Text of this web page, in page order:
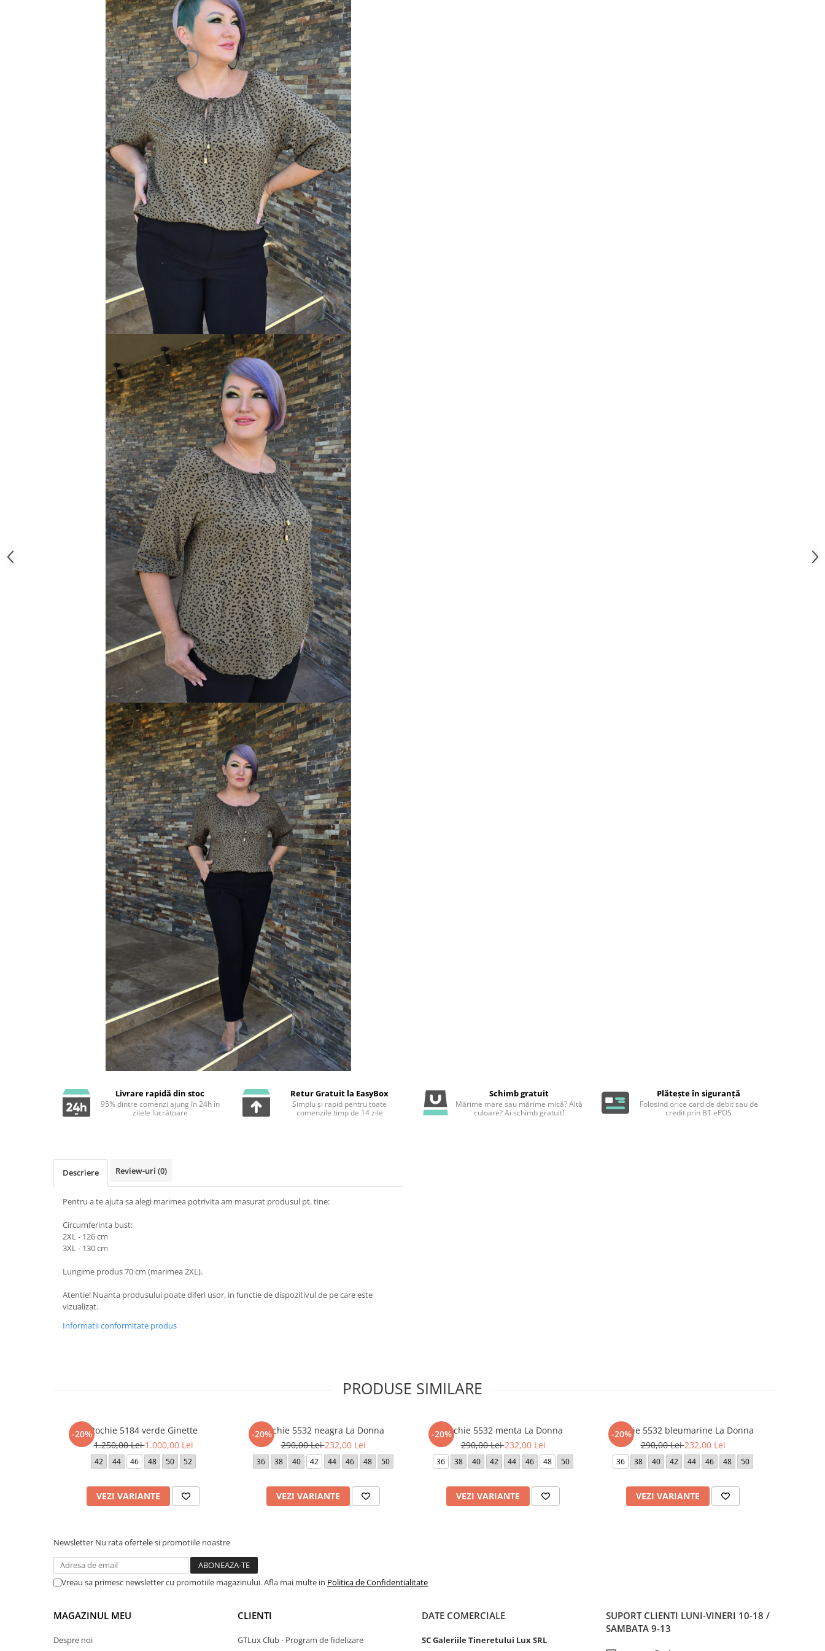
Livrare rapidă din stoc
95% dintre comenzi ajung în 24h în
zilele lucrătoare
Retur Gratuit la EasyBox
Simplu și rapid pentru toate
comenzile timp de 14 zile
Schimb gratuit
Mărime mare sau mărime mică? Altă
culoare? Ai schimb gratuit!
Plătește în siguranță
Folosind orice card de debit sau de
credit prin BT ePOS
Descriere Review-uri (0)
Pentru a te ajuta sa alegi marimea potrivita am masurat produsul pt. tine:
Circumferinta bust:
2XL - 126 cm
3XL - 130 cm
Lungime produs 70 cm (marimea 2XL).
Atentie! Nuanta produsului poate diferi usor, in functie de dispozitivul de pe care este
vizualizat.
Informatii conformitate produs
PRODUSE SIMILARE
-20%Rochie 5184 verde Ginette
1.250,00 Lei1.000,00 Lei
42 44 46 48 50 52
VEZI VARIANTE
-20%Rochie 5532 neagra La Donna
290,00 Lei232,00 Lei
36 38 40 42 44 46 48 50
VEZI VARIANTE
-20%Rochie 5532 menta La Donna
290,00 Lei232,00 Lei
36 38 40 42 44 46 48 50
VEZI VARIANTE
-20%
Rochie 5532 bleumarine La Donna
290,00 Lei232,00 Lei
36 38 40 42 44 46 48 50
VEZI VARIANTE
Newsletter Nu rata ofertele si promotiile noastre
Vreau sa primesc newsletter cu promotiile magazinului. Afla mai multe in Politica de Confidentialitate
MAGAZINUL MEU
Despre noi
CLIENTI
GTLux Club - Program de fidelizare
DATE COMERCIALE
SC Galeriile Tineretului Lux SRL
SUPORT CLIENTI LUNI-VINERI 10-18 /
SAMBATA 9-13